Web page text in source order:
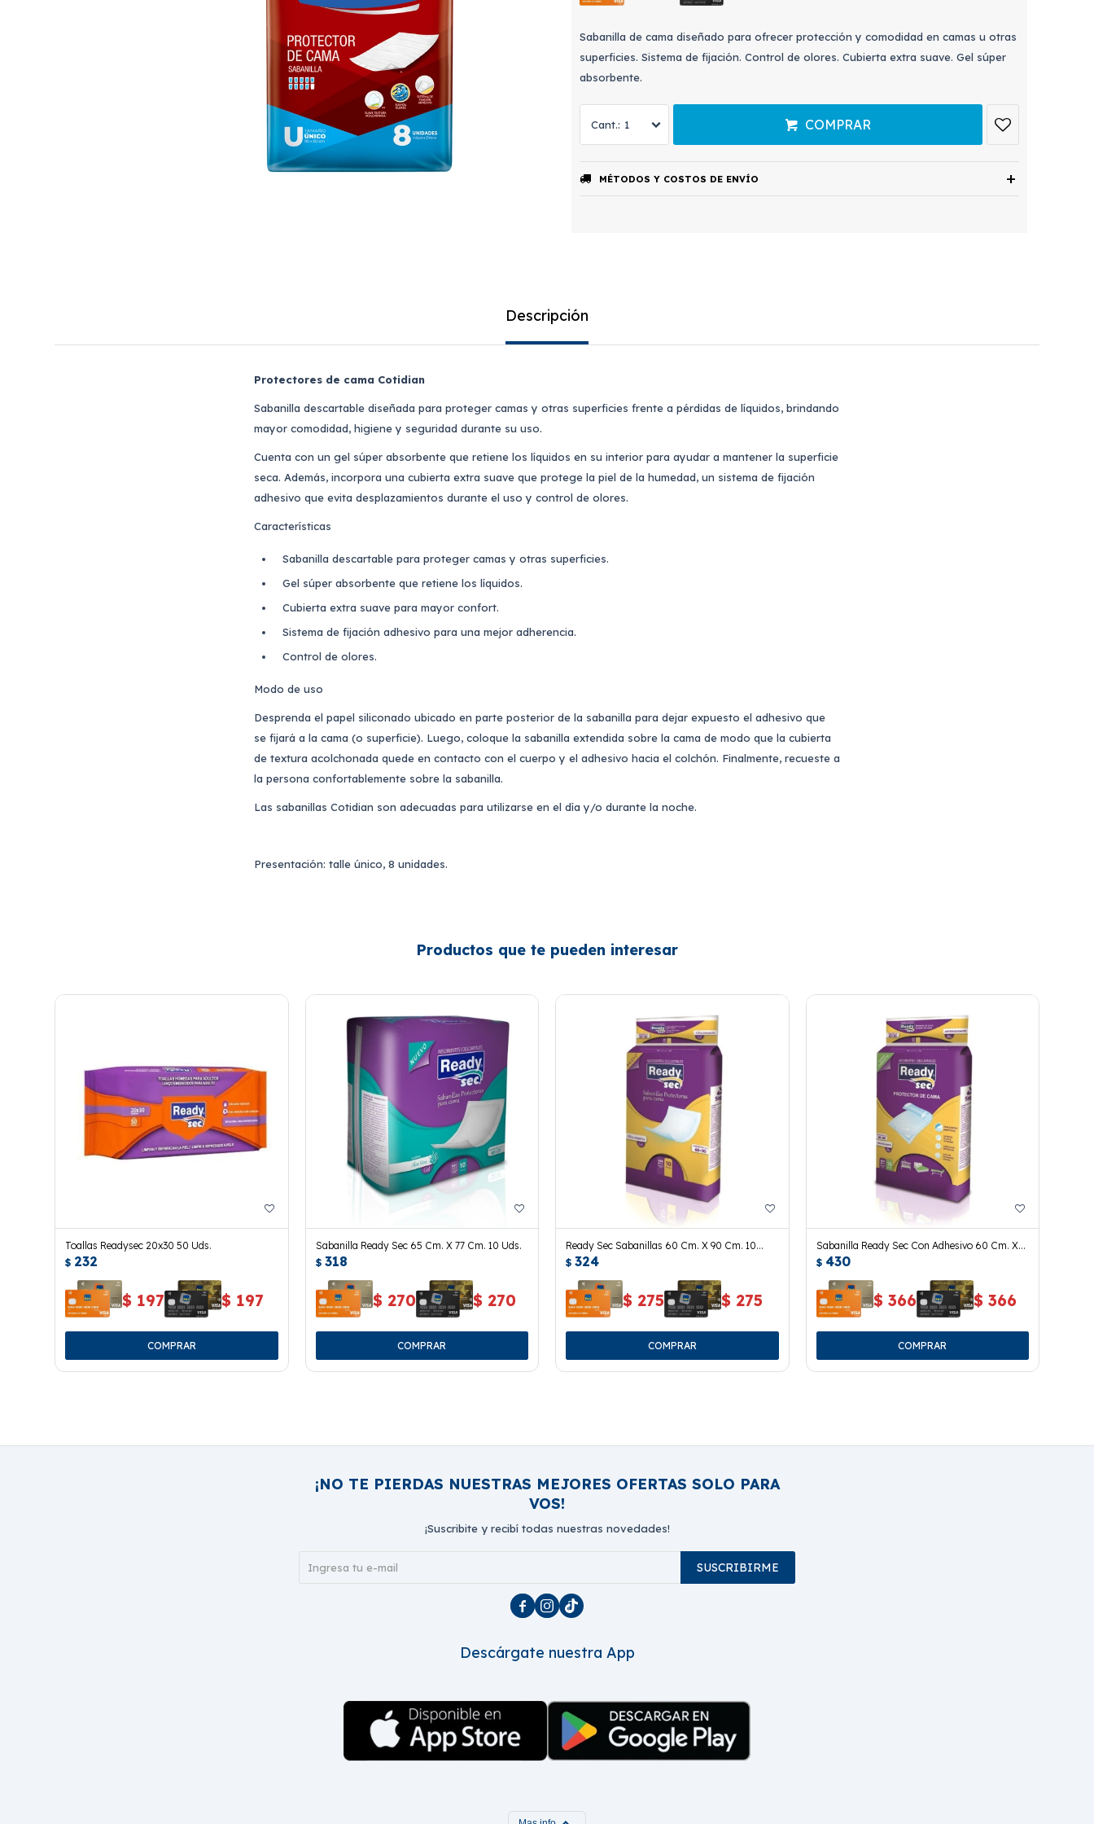
Sabanilla de cama diseñado para ofrecer protección y comodidad en camas u otras
superficies. Sistema de fijación. Control de olores. Cubierta extra suave. Gel súper
absorbente.
1 COMPRAR
MÉTODOS Y COSTOS DE ENVÍO
Descripción
Protectores de cama Cotidian
Sabanilla descartable diseñada para proteger camas y otras superficies frente a pérdidas de líquidos, brindando
mayor comodidad, higiene y seguridad durante su uso.
Cuenta con un gel súper absorbente que retiene los líquidos en su interior para ayudar a mantener la superficie
seca. Además, incorpora una cubierta extra suave que protege la piel de la humedad, un sistema de fijación
adhesivo que evita desplazamientos durante el uso y control de olores.
Características
Sabanilla descartable para proteger camas y otras superficies.
Gel súper absorbente que retiene los líquidos.
Cubierta extra suave para mayor confort.
Sistema de fijación adhesivo para una mejor adherencia.
Control de olores.
Modo de uso
Desprenda el papel siliconado ubicado en parte posterior de la sabanilla para dejar expuesto el adhesivo que
se fijará a la cama (o superficie). Luego, coloque la sabanilla extendida sobre la cama de modo que la cubierta
de textura acolchonada quede en contacto con el cuerpo y el adhesivo hacia el colchón. Finalmente, recueste a
la persona confortablemente sobre la sabanilla.
Las sabanillas Cotidian son adecuadas para utilizarse en el día y/o durante la noche.
Presentación: talle único, 8 unidades.
Productos que te pueden interesar
Toallas Readysec 20x30 50 Uds.
$ 232
$ 197 $ 197
Sabanilla Ready Sec 65 Cm. X 77 Cm. 10 Uds.
$ 318
$ 270 $ 270
Ready Sec Sabanillas 60 Cm. X 90 Cm. 10
Uds.
$ 324
$ 275 $ 275
Sabanilla Ready Sec Con Adhesivo 60 Cm. X
90 Cm. 10 Uds.
$ 430
$ 366 $ 366
¡NO TE PIERDAS NUESTRAS MEJORES OFERTAS SOLO PARA
VOS!
¡Suscribite y recibí todas nuestras novedades!
SUSCRIBIRME
  
Descárgate nuestra App